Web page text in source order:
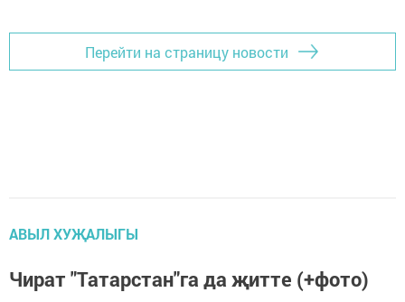
Перейти на страницу новости
АВЫЛ ХУҖАЛЫГЫ
Чират "Татарстан"га да җитте (+фото)